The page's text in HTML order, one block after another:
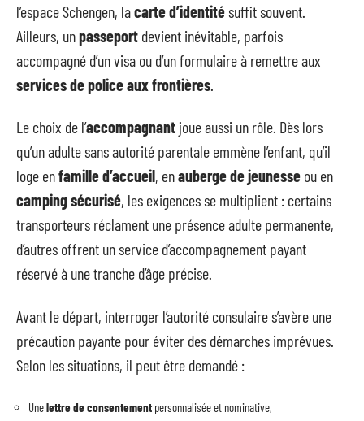
l’espace Schengen, lacarte d’identitésuffit souvent.
Ailleurs, unpasseport devient inévitable, parfois
accompagné d’un visa ou d’un formulaire à remettre aux
services de police aux frontières
Le choix de l’accompagnant joue aussi un rôle. Dès lors
qu’un adulte sans autorité parentale emmène l’enfant, qu’il
loge enfamille d’accueil, enauberge de jeunesse ou en
camping sécurisé, les exigences se multiplient : certains
transporteurs réclament une présence adulte permanente,
d’autres offrent un service d’accompagnement payant
réservé à une tranche d’âge précise.
Avant le départ, interroger l’autorité consulaire s’avère une
précaution payante pour éviter des démarches imprévues.
Selon les situations, il peut être demandé :
Unelettre de consentement personnalisée et nominative,